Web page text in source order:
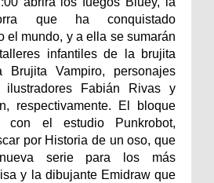
que ha conquistado
el mundo, y a ella se sumarán
infantiles de la brujita
Brujita Vampiro, personajes
Fabián Rivas y
respectivamente. El bloque
con el estudio Punkrobot,
por Historia de un oso, que
serie para los más
y la dibujante Emidraw que